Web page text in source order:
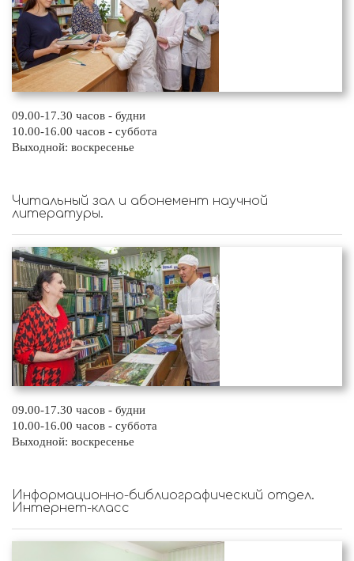
09.00-17.30 часов - будни
10.00-16.00 часов - суббота
Выходной: воскресенье
Читальный зал и абонемент научной
литературы.
09.00-17.30 часов - будни
10.00-16.00 часов - суббота
Выходной: воскресенье
Информационно-библиографический отдел.
Интернет-класс